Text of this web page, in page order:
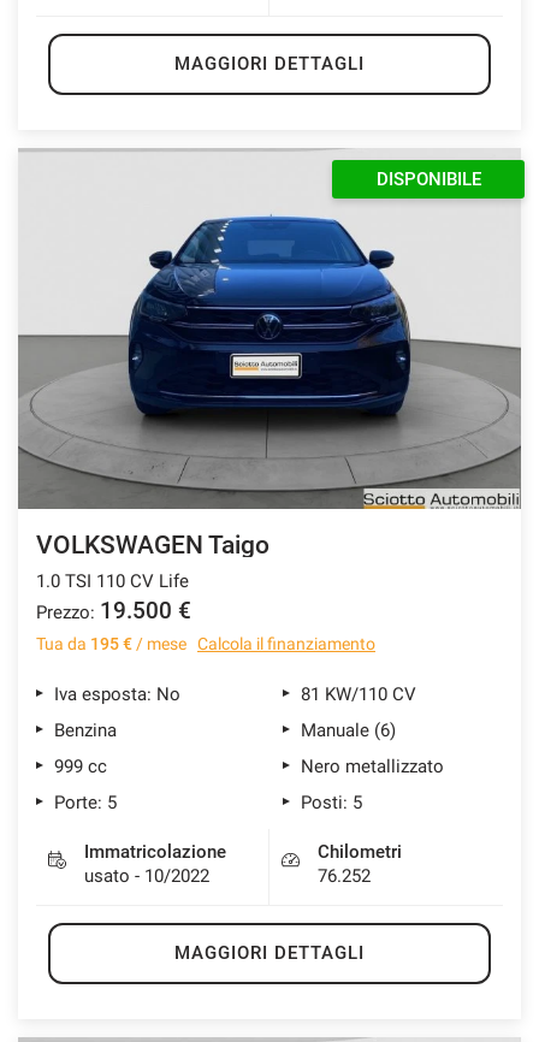
MAGGIORI DETTAGLI
DISPONIBILE
VOLKSWAGEN Taigo
1.0 TSI 110 CV Life
Prezzo: 19.500 €
Tua da 195 €/ mese Calcola il finanziamento
Iva esposta: No
81 KW/110 CV
Benzina
Manuale (6)
999 cc
Nero metallizzato
Porte: 5
Posti: 5
Immatricolazione
usato - 10/2022
Chilometri
76.252
MAGGIORI DETTAGLI